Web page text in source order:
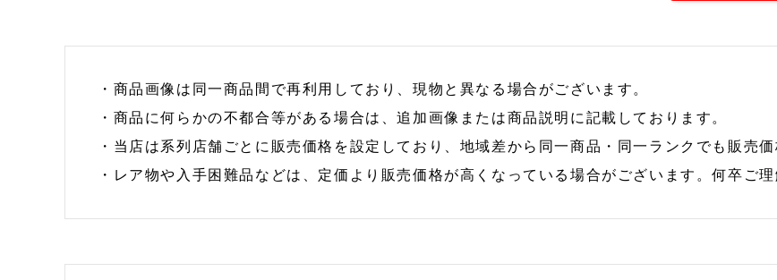
・商品画像は同一商品間で再利用しており、現物と異なる場合がございます。
・商品に何らかの不都合等がある場合は、追加画像または商品説明に記載しております。
・当店は系列店舗ごとに販売価格を設定しており、地域差から同一商品・同一ランクでも販売
・レア物や入手困難品などは、定価より販売価格が高くなっている場合がございます。何卒ご理